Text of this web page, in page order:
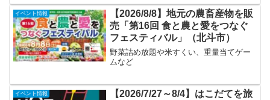
イベント情報
【2026/8/8】地元の農畜産物を販
売「第16回 食と農と愛をつなぐ
フェスティバル」（北斗市）
野菜詰め放題や米すくい、重量当てゲー
ムなど
イベント情報
【2026/7/27～8/4】はこだてを旅